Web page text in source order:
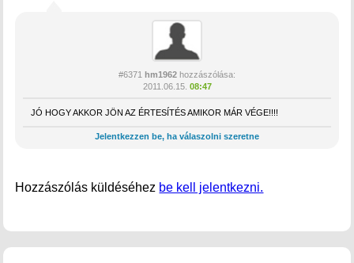
#6371 hm1962 hozzászólása:
2011.06.15. 08:47
JÓ HOGY AKKOR JÖN AZ ÉRTESÍTÉS AMIKOR MÁR VÉGE!!!!
Jelentkezzen be, ha válaszolni szeretne
Hozzászólás küldéséhez be kell jelentkezni.